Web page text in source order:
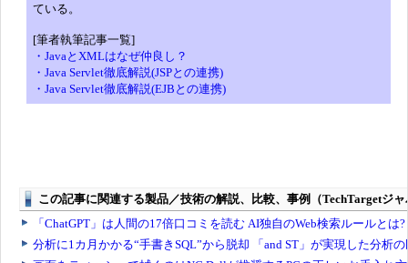
ている。
[筆者執筆記事一覧]
・JavaとXMLはなぜ仲良し？
・Java Servlet徹底解説(JSPとの連携)
・Java Servlet徹底解説(EJBとの連携)